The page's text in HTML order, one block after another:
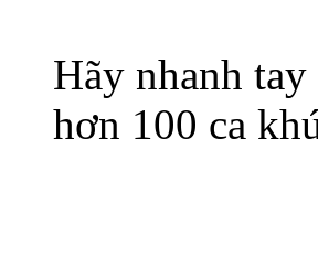
Hãy nhanh
hơn 100 ca